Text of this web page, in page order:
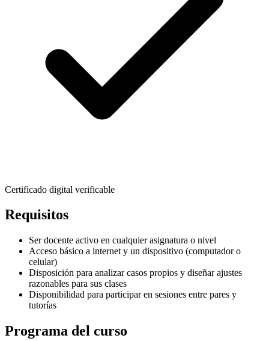
Certificado digital verificable
Requisitos
Ser docente activo en cualquier asignatura o nivel
Acceso básico a internet y un dispositivo (computador o
celular)
Disposición para analizar casos propios y diseñar ajustes
razonables para sus clases
Disponibilidad para participar en sesiones entre pares y
tutorías
Programa del curso